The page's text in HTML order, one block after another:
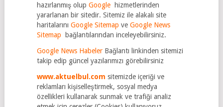
hazırlanmış olup Googlehizmetlerinden
yararlanan bir sitedir. Sitemiz ile alakalı site
haritalarını Google Sitemap ve Google News
Sitemap
bağlantılarından inceleyebilirsiniz.
Google News Habeler Bağlantı linkinden sitemizi
takip edip güncel yazılarımızı görebilirsiniz
www.aktuelbul.com sitemizde içeriği ve
reklamları kişiselleştirmek, sosyal medya
özellikleri kullanarak sunmak ve trafiği analiz